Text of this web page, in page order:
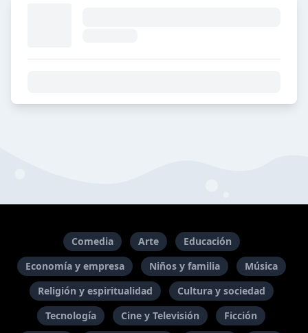
Comedia Arte
Educación
Economía y empresa
Niños y familia
Música
Religión y espiritualidad
Cultura y sociedad
Tecnología
Cine y Televisión
Ficción